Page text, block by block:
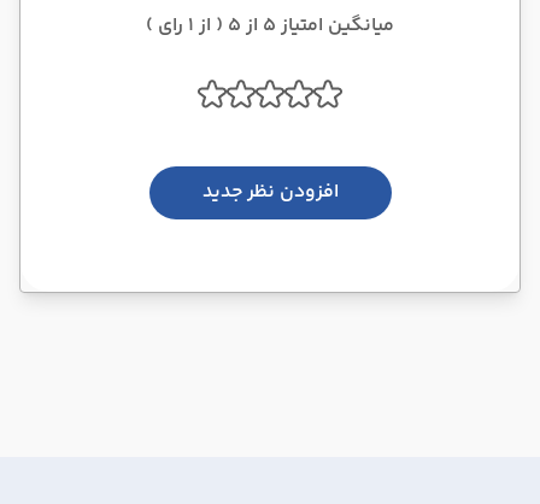
میانگین امتیاز 5 از 5 ( از 1 رای )
افزودن نظر جدید